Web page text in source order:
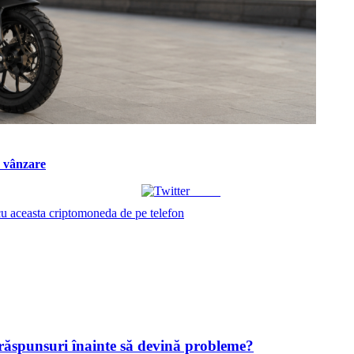
Tweet
aceasta criptomoneda de pe telefon
înainte să devină probleme?